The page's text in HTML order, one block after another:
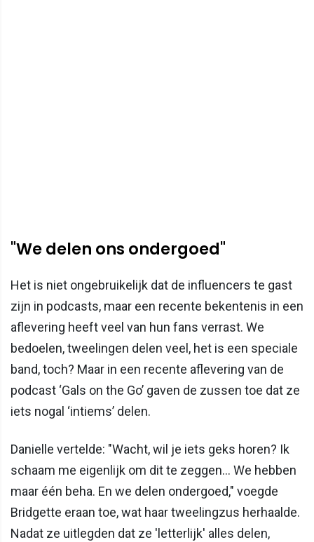
"We delen ons ondergoed"
Het is niet ongebruikelijk dat de influencers te gast
zijn in podcasts, maar een recente bekentenis in een
aflevering heeft veel van hun fans verrast. We
bedoelen, tweelingen delen veel, het is een speciale
band, toch? Maar in een recente aflevering van de
podcast ‘Gals on the Go’ gaven de zussen toe dat ze
iets nogal ‘intiems’ delen.
Danielle vertelde: "Wacht, wil je iets geks horen? Ik
schaam me eigenlijk om dit te zeggen… We hebben
maar één beha. En we delen ondergoed," voegde
Bridgette eraan toe, wat haar tweelingzus herhaalde.
Nadat ze uitlegden dat ze 'letterlijk' alles delen,